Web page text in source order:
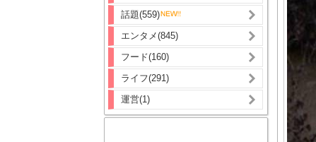
話題(559)
エンタメ(845)
フード(160)
ライフ(291)
運営(1)